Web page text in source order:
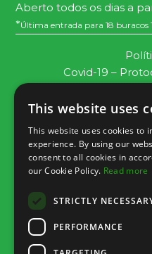
Aberto todos os dias a
*Última entrada para 18 buracos
Covid-19 –
This website uses
This website uses cookies to
experience. By using our
consent to all cookies in
our Cookie Policy. Read more
STRICTLY
PERFORMANCE